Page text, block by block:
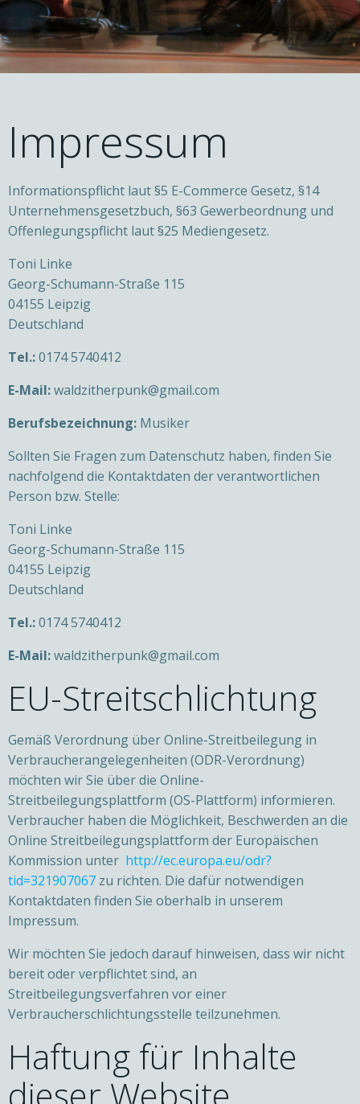
Impressum
Informationspflicht laut §5 E-Commerce Gesetz, §14
Unternehmensgesetzbuch, §63 Gewerbeordnung und
Offenlegungspflicht laut §25 Mediengesetz.
Toni Linke
Georg-Schumann-Straße 115
04155 Leipzig
Deutschland
Tel.:0174 5740412
E-Mail:waldzitherpunk@gmail.com
Berufsbezeichnung: Musiker
Sollten Sie Fragen zum Datenschutz haben, finden Sie
nachfolgend die Kontaktdaten der verantwortlichen
Person bzw. Stelle:
Toni Linke
Georg-Schumann-Straße 115
04155 Leipzig
Deutschland
Tel.:0174 5740412
E-Mail:waldzitherpunk@gmail.com
EU-Streitschlichtung
Gemäß Verordnung über Online-Streitbeilegung in
Verbraucherangelegenheiten (ODR-Verordnung)
möchten wir Sie über die Online-
Streitbeilegungsplattform (OS-Plattform) informieren.
Verbraucher haben die Möglichkeit, Beschwerden an die
Online Streitbeilegungsplattform der Europäischen
Kommission unter http://ec.europa.eu/odr?
tid=321907067 zu richten. Die dafür notwendigen
Kontaktdaten finden Sie oberhalb in unserem
Impressum.
Wir möchten Sie jedoch darauf hinweisen, dass wir nicht
bereit oder verpflichtet sind, an
Streitbeilegungsverfahren vor einer
Verbraucherschlichtungsstelle teilzunehmen.
Haftung für Inhalte
dieser Website